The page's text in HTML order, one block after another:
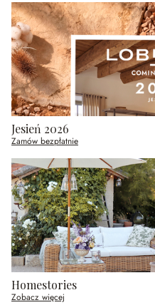
Jesień 2026
Zamów bezpłatnie
Homestories
Zobacz więcej